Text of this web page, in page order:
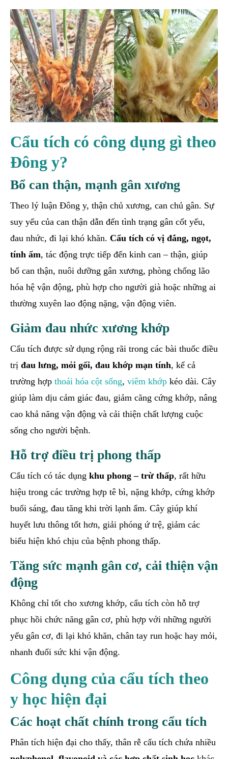
Cẩu tích có công dụng gì theo
Đông y?
Bổ can thận, mạnh gân xương
Theo lý luận Đông y, thận chủ xương, can chủ gân. Sự
suy yếu của can thận dẫn đến tình trạng gân cốt yếu,
đau nhức, đi lại khó khăn. Cẩu tích có vị đắng, ngọt,
tính ấm, tác động trực tiếp đến kinh can – thận, giúp
bổ can thận, nuôi dưỡng gân xương, phòng chống lão
hóa hệ vận động, phù hợp cho người già hoặc những ai
thường xuyên lao động nặng, vận động viên.
Giảm đau nhức xương khớp
Cẩu tích được sử dụng rộng rãi trong các bài thuốc điều
trị đau lưng, mỏi gối, đau khớp mạn tính, kể cả
trường hợp thoái hóa cột sống, viêm khớp kéo dài. Cây
giúp làm dịu cảm giác đau, giảm căng cứng khớp, nâng
cao khả năng vận động và cải thiện chất lượng cuộc
sống cho người bệnh.
Hỗ trợ điều trị phong thấp
Cẩu tích có tác dụng khu phong – trừ thấp, rất hữu
hiệu trong các trường hợp tê bì, nặng khớp, cứng khớp
buổi sáng, đau tăng khi trời lạnh ẩm. Cây giúp khí
huyết lưu thông tốt hơn, giải phóng ứ trệ, giảm các
biểu hiện khó chịu của bệnh phong thấp.
Tăng sức mạnh gân cơ, cải thiện vận
động
Không chỉ tốt cho xương khớp, cẩu tích còn hỗ trợ
phục hồi chức năng gân cơ, phù hợp với những người
yếu gân cơ, đi lại khó khăn, chân tay run hoặc hay mỏi,
nhanh đuối sức khi vận động.
Công dụng của cẩu tích theo
y học hiện đại
Các hoạt chất chính trong cẩu tích
Phân tích hiện đại cho thấy, thân rễ cẩu tích chứa nhiều